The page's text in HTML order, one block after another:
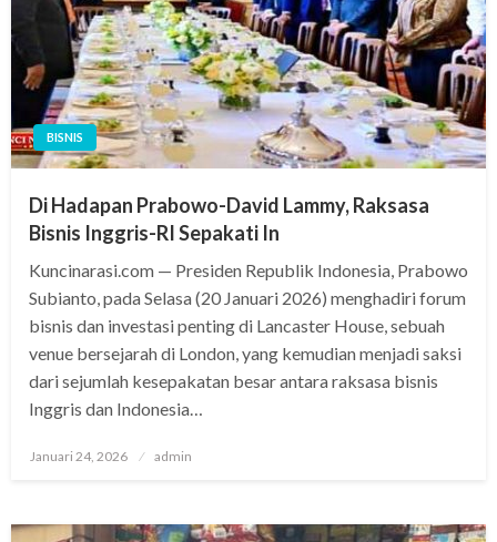
BISNIS
Di Hadapan Prabowo-David Lammy, Raksasa
Bisnis Inggris-RI Sepakati In
Kuncinarasi.com — Presiden Republik Indonesia, Prabowo
Subianto, pada Selasa (20 Januari 2026) menghadiri forum
bisnis dan investasi penting di Lancaster House, sebuah
venue bersejarah di London, yang kemudian menjadi saksi
dari sejumlah kesepakatan besar antara raksasa bisnis
Inggris dan Indonesia…
Posted
Januari 24, 2026 admin